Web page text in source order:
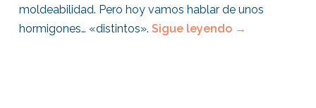
moldeabilidad. Pero hoy vamos hablar de unos
hormigones… «distintos». Sigue leyendo →